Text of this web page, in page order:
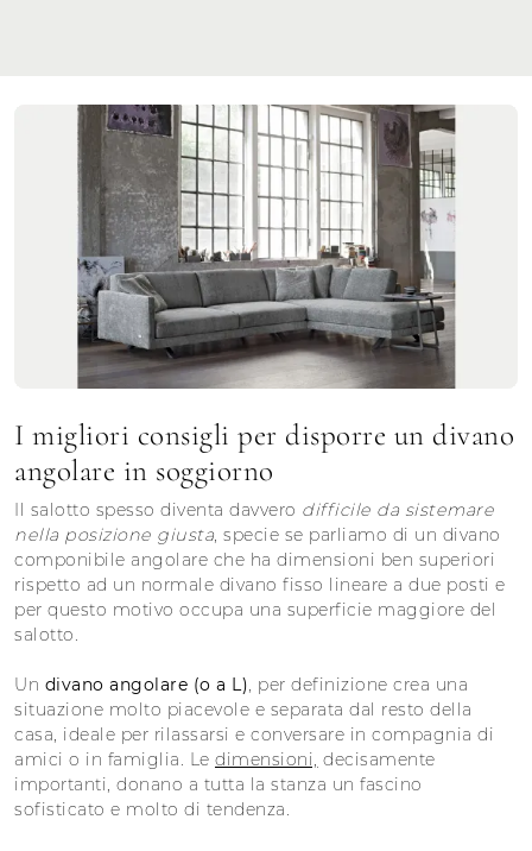
I migliori consigli per disporre un divano
angolare in soggiorno
Il salotto spesso diventa davvero difficile da sistemare
nella posizione giusta, specie se parliamo di un divano
componibile angolare che ha dimensioni ben superiori
rispetto ad un normale divano fisso lineare a due posti e
per questo motivo occupa una superficie maggiore del
salotto.
Un divano angolare (o a L), per definizione crea una
situazione molto piacevole e separata dal resto della
casa, ideale per rilassarsi e conversare in compagnia di
amici o in famiglia. Le dimensioni, decisamente
importanti, donano a tutta la stanza un fascino
sofisticato e molto di tendenza.